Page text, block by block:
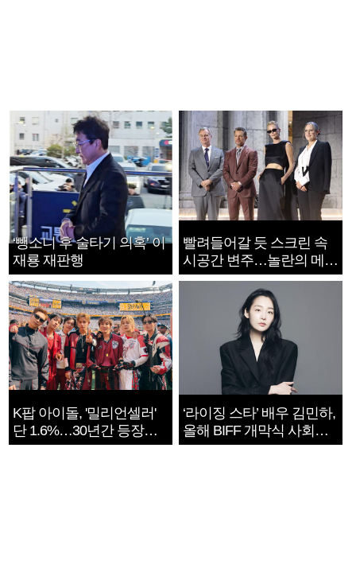
‘뺑소니 후 술타기 의혹’ 이
재룡 재판행
빨려들어갈 듯 스크린 속
시공간 변주…놀란의 메시
지는 ‘전쟁 속죄’
K팝 아이돌, '밀리언셀러'
단 1.6%…30년간 등장
1182개팀 전수조사
‘라이징 스타’ 배우 김민하,
올해 BIFF 개막식 사회자
확정